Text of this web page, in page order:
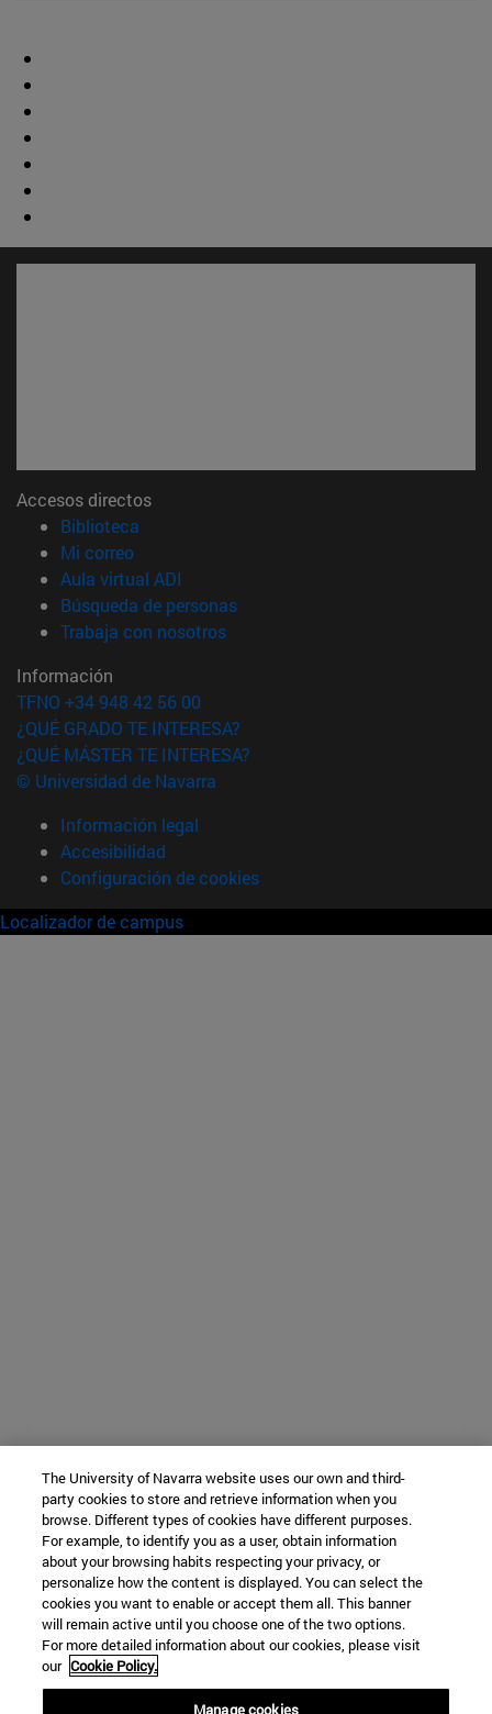
Accesos directos
Biblioteca
Mi correo(abre en nueva ventana)
Aula virtual ADI
Búsqueda de personas(abre en nueva ventana)
Trabaja con nosotros(abre en nueva ventana)
Información
TFNO +34 948 42 56 00
¿QUÉ GRADO TE INTERESA?
¿QUÉ MÁSTER TE INTERESA?
© Universidad de Navarra
Información legal
Accesibilidad
Configuración de cookies
Localizador de campus
The University of Navarra website uses our own and third-
party cookies to store and retrieve information when you
browse. Different types of cookies have different purposes.
For example, to identify you as a user, obtain information
about your browsing habits respecting your privacy, or
personalize how the content is displayed. You can select the
cookies you want to enable or accept them all. This banner
will remain active until you choose one of the two options.
For more detailed information about our cookies, please visit
our Cookie Policy.
Manage cookies